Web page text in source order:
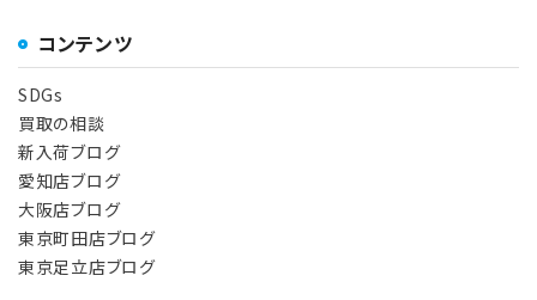
コンテンツ
SDGs
買取の相談
新入荷ブログ
愛知店ブログ
大阪店ブログ
東京町田店ブログ
東京足立店ブログ